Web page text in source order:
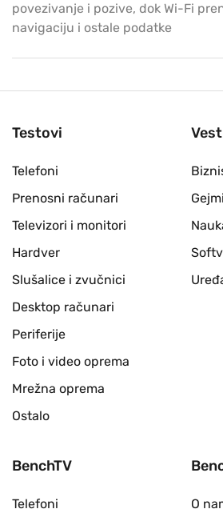
povezivanje i pozive, dok Wi-Fi
navigaciju i ostale podatke
Testovi
Telefoni
Prenosni računari
Televizori i monitori
Hardver
Slušalice i zvučnici
Desktop računari
Periferije
Foto i video oprema
Mrežna oprema
Ostalo
BenchTV
Telefoni
O